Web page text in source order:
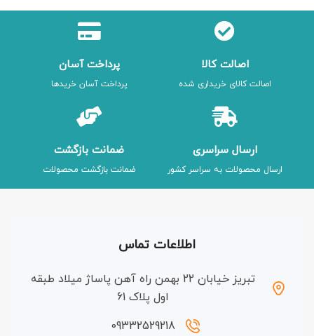
اصالت کالا
اصالت کالای خریداری شده
پرداخت آسان
پرداخت آسان خریدها
ارسال سراسری
ارسال محصولات به سراسر کشور
ضمانت بازگشت
ضمانت بازگشت محصولات
اطلاعات تماس
تبریز خیابان 22 بهمن راه آهن پاساژ میلاد طبقه
اول پلاک 61
09332529218